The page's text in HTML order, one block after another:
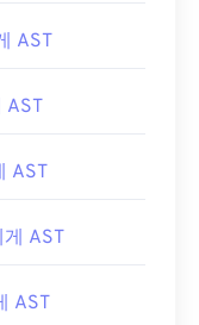
AST
AST
AST
게 AST
AST